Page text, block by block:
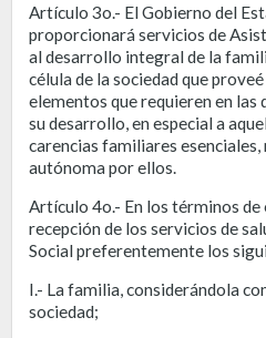
Artículo 3o.- El Gobierno del
proporcionará servicios de
al desarrollo integral de la
célula de la sociedad que
elementos que requieren en las
su desarrollo, en especial a
carencias familiares
autónoma por ellos.
Artículo 4o.- En los términos de
recepción de los servicios de
Social preferentemente los
I.- La familia, considerándola
sociedad;